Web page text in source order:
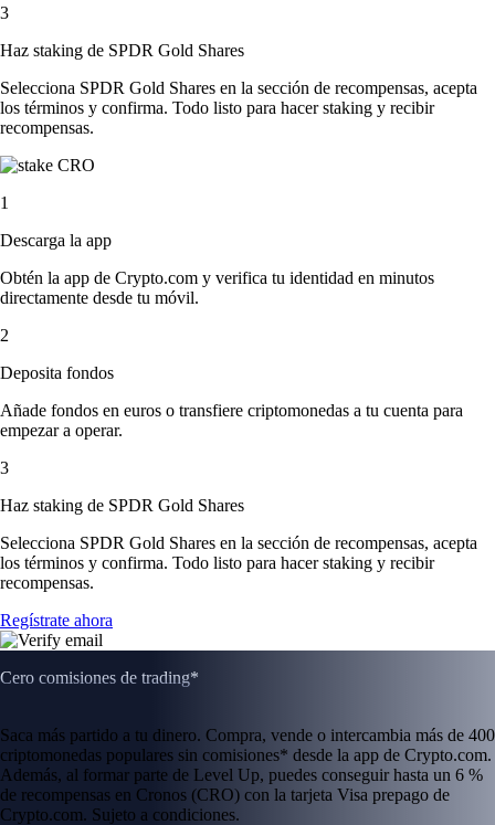
3
Haz staking de SPDR Gold Shares
Selecciona SPDR Gold Shares en la sección de recompensas, acepta
los términos y confirma. Todo listo para hacer staking y recibir
recompensas.
1
Descarga la app
Obtén la app de Crypto.com y verifica tu identidad en minutos
directamente desde tu móvil.
2
Deposita fondos
Añade fondos en euros o transfiere criptomonedas a tu cuenta para
empezar a operar.
3
Haz staking de SPDR Gold Shares
Selecciona SPDR Gold Shares en la sección de recompensas, acepta
los términos y confirma. Todo listo para hacer staking y recibir
recompensas.
Regístrate ahora
Cero comisiones de trading*
Saca más partido a tu dinero. Compra, vende o intercambia más de 400
criptomonedas populares sin comisiones* desde la app de Crypto.com.
Además, al formar parte de Level Up, puedes conseguir hasta un 6 %
de recompensas en Cronos (CRO) con la tarjeta Visa prepago de
Crypto.com. Sujeto a condiciones.